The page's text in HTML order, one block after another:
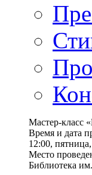
Мастер-класс
Время и дата
12:00,
Место
Библиотека